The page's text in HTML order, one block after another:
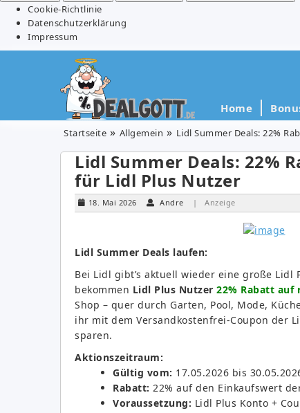
Cookie-Richtlinie
Datenschutzerklärung
Impressum
Home
Startseite Allgemein Lidl Summer Deals: 22%
Lidl Summer Deals: 22%
für Lidl Plus Nutzer
18. Mai 2026 Andre | Anzeige
Lidl Summer Deals laufen:
Bei Lidl gibt’s aktuell wieder eine große Lidl
bekommen Lidl Plus Nutzer 22% Rabatt auf
Shop – quer durch Garten, Pool, Mode,
ihr mit dem Versandkostenfrei-Coupon der
sparen.
Aktionszeitraum:
Gültig vom: 17.05.2026 bis
Rabatt: 22% auf den Einkaufswert
Voraussetzung: Lidl Plus Konto +